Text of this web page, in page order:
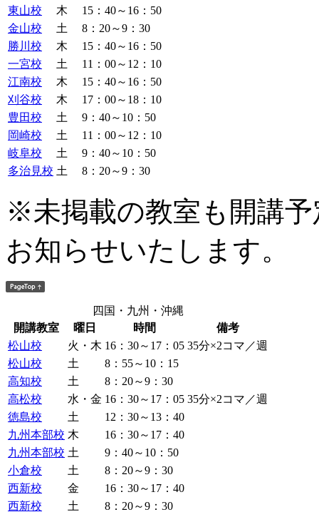
東山校
木
15：40～16：50
金山校
土
8：20～9：30
勝川校
木
15：40～16：50
一宮校
土
11：00～12：10
江南校
木
15：40～16：50
刈谷校
木
17：00～18：10
豊田校
土
9：40～10：50
岡崎校
土
11：00～12：10
岐阜校
土
9：40～10：50
多治見校 土 8：20～9：30
※未掲載の教室も開講
お知らせいたします。
四国・九州・沖縄
開講教室
曜日 時間
備考
松山校
火・木 16：30～17：05 35分×2コマ／週
松山校
土
8：55～10：15
高知校
土
8：20～9：30
高松校
水・金 16：30～17：05 35分×2コマ／週
徳島校
土
12：30～13：40
九州本部校 木
16：30～17：40
九州本部校 土
9：40～10：50
小倉校
土
8：20～9：30
西新校
金
16：30～17：40
西新校
土
8：20～9：30